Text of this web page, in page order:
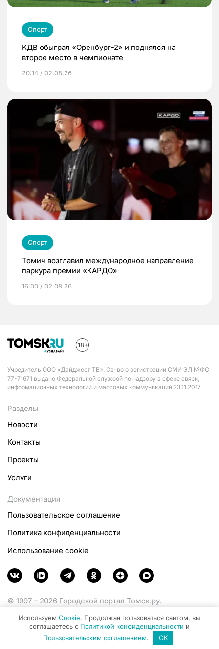
Спорт
КДВ обыграл «Оренбург-2» и поднялся на
второе место в чемпионате
20:14 / 02.08.26
Спорт
Томич возглавил международное направление
паркура премии «КАРДО»
16:00 / 02.08.26
Учредитель ООО «Дайджест ТВ». Св-во о регистрации СМИ ЭЛ №ФС
77-71671 выдано Федеральной службой по надзору в сфере связи,
информационных технологий и массовых коммуникаций 23.11.2017
Разделы
Новости
Контакты
Проекты
Услуги
Документация
Пользовательское соглашение
Политика конфиденциальности
Использование cookie
© 1997 – 2026 Городской портал Томск.ру.
Министерства цифрового развития, связи и массовых
коммуникаций Российской Федерации.
Используем Cookie. Продолжая пользоваться сайтом, вы
соглашаетесь с Политикой конфиденциальности и
Пользовательским соглашением. OK